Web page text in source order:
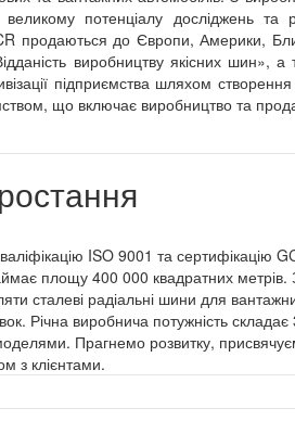
великому потенціалу досліджень
продаються до Європи, Америки,
виробництву якісних
підприємства шляхом
що включає виробництво та
ISO 9001 та сертифікацію
площу 400 000 квадратних
сталеві радіальні шини для
Річна виробнича потужність
Прагнемо розвитку,
з клієнтами.